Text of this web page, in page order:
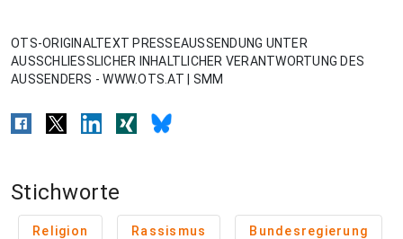
OTS-ORIGINALTEXT PRESSEAUSSENDUNG UNTER
AUSSCHLIESSLICHER INHALTLICHER VERANTWORTUNG DES
AUSSENDERS - WWW.OTS.AT | SMM
Stichworte
Religion Rassismus Bundesregierung